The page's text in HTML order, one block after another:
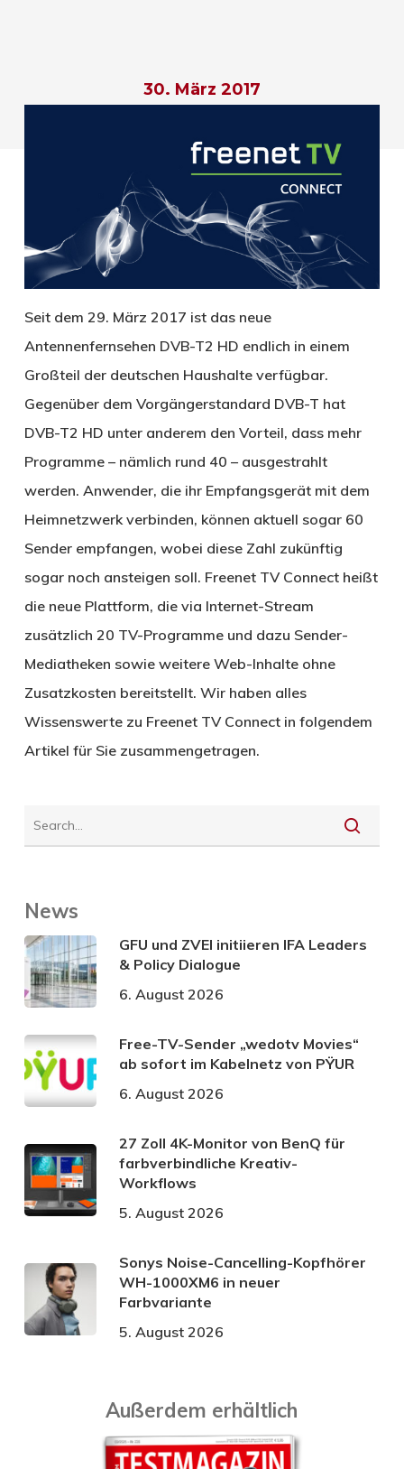
30. März 2017
Seit dem 29. März 2017 ist das neue
Antennenfernsehen DVB-T2 HD endlich in einem
Großteil der deutschen Haushalte verfügbar.
Gegenüber dem Vorgängerstandard DVB-T hat
DVB-T2 HD unter anderem den Vorteil, dass mehr
Programme – nämlich rund 40 – ausgestrahlt
werden. Anwender, die ihr Empfangsgerät mit dem
Heimnetzwerk verbinden, können aktuell sogar 60
Sender empfangen, wobei diese Zahl zukünftig
sogar noch ansteigen soll. Freenet TV Connect heißt
die neue Plattform, die via Internet-Stream
zusätzlich 20 TV-Programme und dazu Sender-
Mediatheken sowie weitere Web-Inhalte ohne
Zusatzkosten bereitstellt. Wir haben alles
Wissenswerte zu Freenet TV Connect in folgendem
Artikel für Sie zusammengetragen.
News
GFU und ZVEI initiieren IFA Leaders
& Policy Dialogue
6. August 2026
Free-TV-Sender „wedotv Movies“
ab sofort im Kabelnetz von PŸUR
6. August 2026
27 Zoll 4K-Monitor von BenQ für
farbverbindliche Kreativ-
Workflows
5. August 2026
Sonys Noise-Cancelling-Kopfhörer
WH-1000XM6 in neuer
Farbvariante
5. August 2026
Außerdem erhältlich